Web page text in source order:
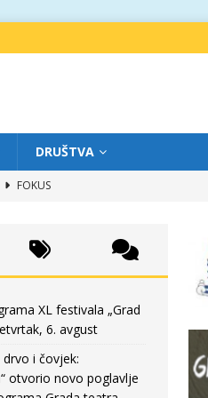
DRUŠTVA
FOKUS
XL festivala „Grad
6. avgust
i čovjek:
otvorio novo poglavlje